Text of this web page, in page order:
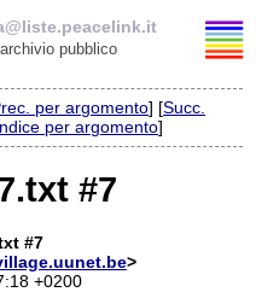
archivio pubblico
per argomento] [Succ.
per argomento]
#7
#7
>
+0200